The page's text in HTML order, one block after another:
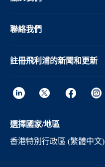
聯絡我們
註冊飛利浦的新聞和更新
選擇國家/地區
香港特別行政區 (繁體中文)